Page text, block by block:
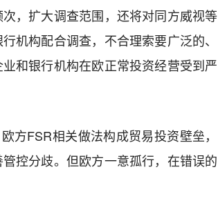
，扩大调查范围，还将对同方威视等
机构配合调查，不合理索要广泛的、
和银行机构在欧正常投资经营受到严
方FSR相关做法构成贸易投资壁垒，
控分歧。但欧方一意孤行，在错误的